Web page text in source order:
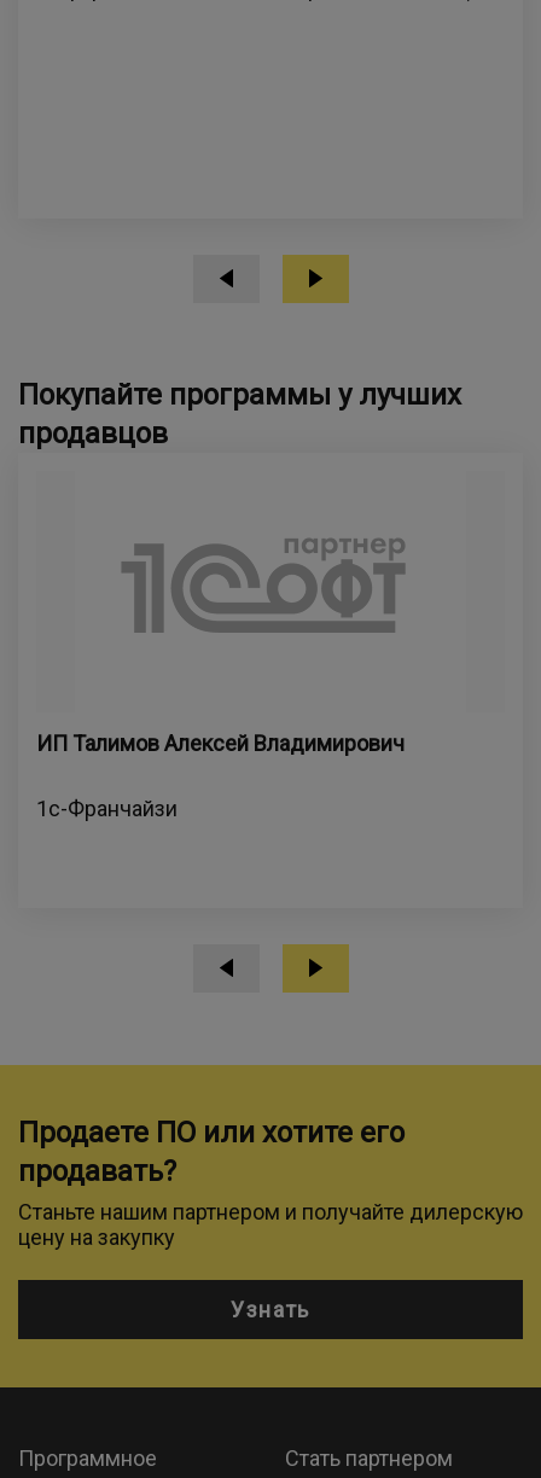
Покупайте программы у лучших
продавцов
ИП Талимов Алексей Владимирович
1с-Франчайзи
Продаете ПО или хотите его
продавать?
Станьте нашим партнером и получайте дилерскую
цену на закупку
Узнать
Программное
Стать партнером